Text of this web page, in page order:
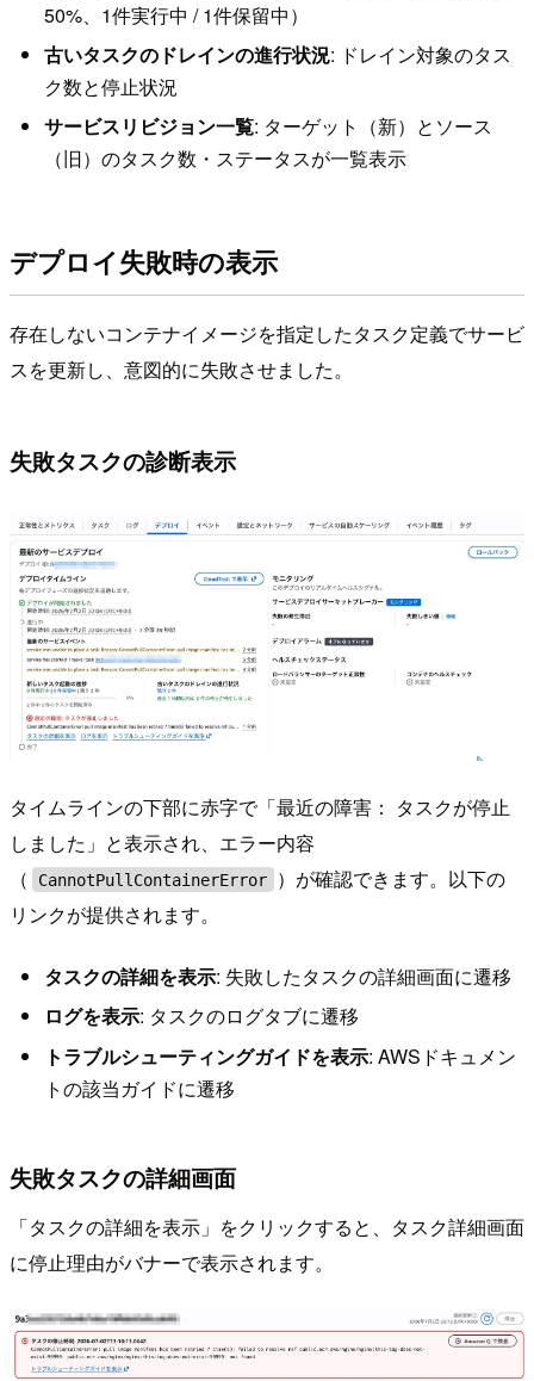
50%、1件実行中 / 1件保留中）
古いタスクのドレインの進行状況: ドレイン対象のタス
ク数と停止状況
サービスリビジョン一覧: ターゲット（新）とソース
（旧）のタスク数・ステータスが一覧表示
デプロイ失敗時の表示
存在しないコンテナイメージを指定したタスク定義でサービ
スを更新し、意図的に失敗させました。
失敗タスクの診断表示
タイムラインの下部に赤字で「最近の障害： タスクが停止
しました」と表示され、エラー内容
（
CannotPullContainerError
）が確認できます。以下の
リンクが提供されます。
タスクの詳細を表示: 失敗したタスクの詳細画面に遷移
ログを表示: タスクのログタブに遷移
トラブルシューティングガイドを表示: AWSドキュメン
トの該当ガイドに遷移
失敗タスクの詳細画面
「タスクの詳細を表示」をクリックすると、タスク詳細画面
に停止理由がバナーで表示されます。